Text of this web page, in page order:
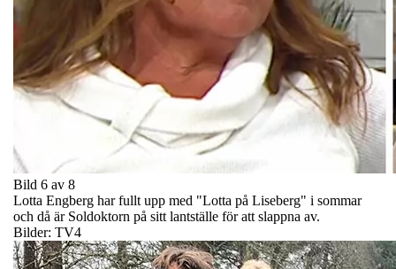
Bild 6 av 8
Lotta Engberg har fullt upp med "Lotta på Liseberg" i sommar
och då är Soldoktorn på sitt lantställe för att slappna av.
Bilder: TV4